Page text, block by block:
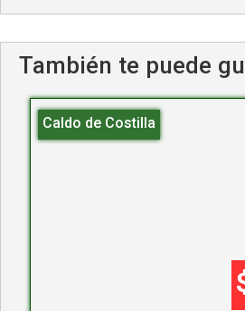
También te puede
Caldo de Costilla